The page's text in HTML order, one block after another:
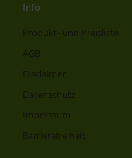
Info
Produkt- und Preisliste
AGB
Disclaimer
Datenschutz
Impressum
Barrierefreiheit